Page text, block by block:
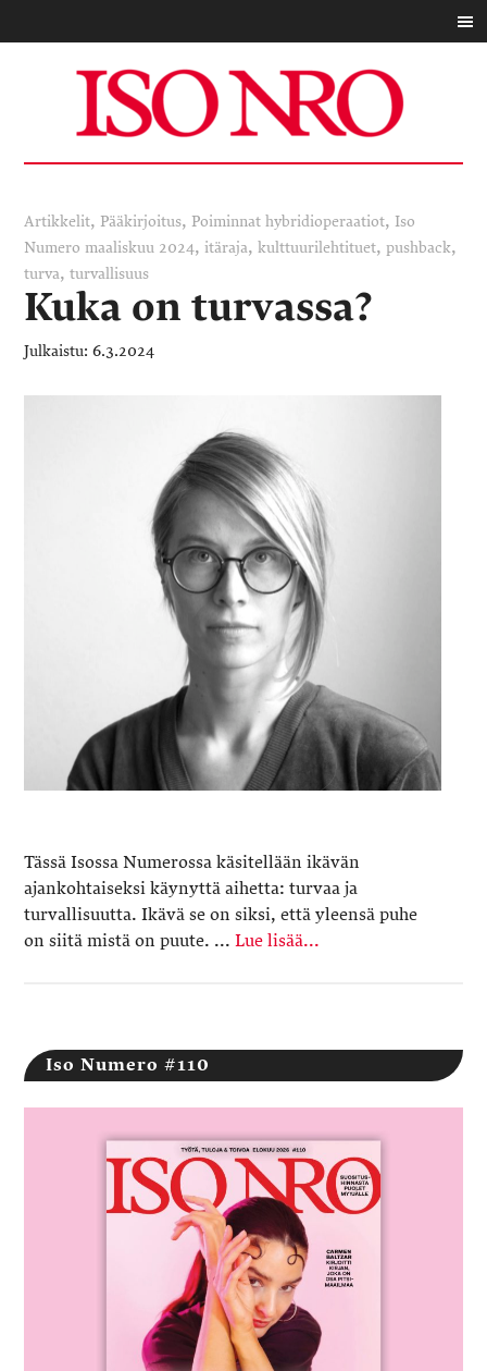
Artikkelit, Pääkirjoitus, Poiminnat hybridioperaatiot, Iso
Numero maaliskuu 2024,itäraja,kulttuurilehtituet,pushback,
turva,turvallisuus
Kuka on turvassa?
6.3.2024
Tässä Isossa Numerossa käsitellään ikävän
ajankohtaiseksi käynyttä aihetta: turvaa ja
turvallisuutta. Ikävä se on siksi, että yleensä puhe
on siitä mistä on puute. ...Lue lisää...
Iso Numero #110